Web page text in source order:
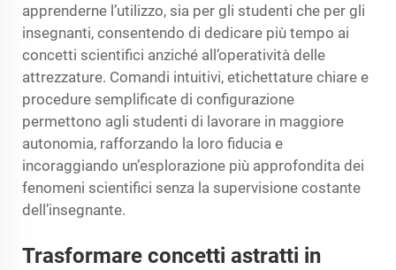
apprenderne l’utilizzo, sia per gli studenti che per gli
insegnanti, consentendo di dedicare più tempo ai
concetti scientifici anziché all’operatività delle
attrezzature. Comandi intuitivi, etichettature chiare e
procedure semplificate di configurazione
permettono agli studenti di lavorare in maggiore
autonomia, rafforzando la loro fiducia e
incoraggiando un’esplorazione più approfondita dei
fenomeni scientifici senza la supervisione costante
dell’insegnante.
Trasformare concetti astratti in